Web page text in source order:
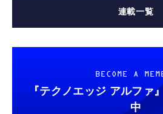
連載一覧
BECOME A
『テクノエッジ アルファ』
中